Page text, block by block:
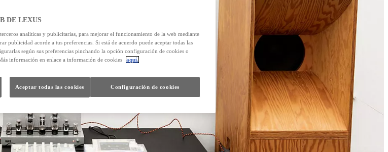
DE LEXUS
analíticas y publicitarias, para mejorar el funcionamiento de la web mediante
publicidad acorde a tus preferencias. Si está de acuerdo puede aceptar todas las
según sus preferencias pinchando la opción configuración de cookies o
información en enlace a información de cookies
aquí.
Configuración de cookies
Aceptar todas las cookies